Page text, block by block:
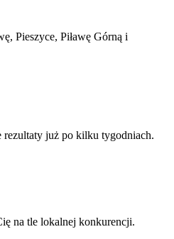
Pieszyce, Piławę Górną i
już po kilku tygodniach.
na tle lokalnej konkurencji.